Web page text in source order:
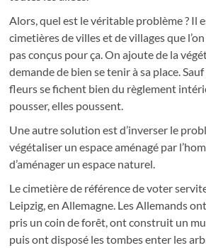
Alors, quel est le véritable problème ? Il
cimetières de villes et de villages que
pas conçus pour ça. On ajoute de la
demande de bien se tenir à sa place.
fleurs se fichent bien du règlement
pousser, elles poussent.
Une autre solution est d’inverser le
végétaliser un espace aménagé par
d’aménager un espace naturel.
Le cimetière de référence de voter
Leipzig, en Allemagne. Les Allemands
pris un coin de forêt, ont construit un
puis ont disposé les tombes enter les